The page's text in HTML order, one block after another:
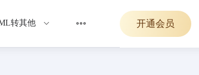
转其他 开通会员